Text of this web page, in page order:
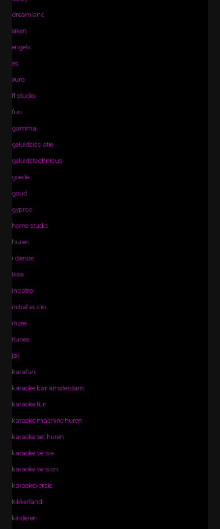
dreamland
eiken
engels
es
euro
fl studio
fun
gamma
geluidsisolatie
geluidstechnicus
goede
goud
gyproc
home studio
huren
i dance
ikea
incatro
initial audio
inzee
itunes
jbl
karafun
karaoke bar amsterdam
karaoke fun
karaoke machine huren
karaoke set huren
karaoke versie
karaoke version
karaokeversie
kikkerland
kinderen